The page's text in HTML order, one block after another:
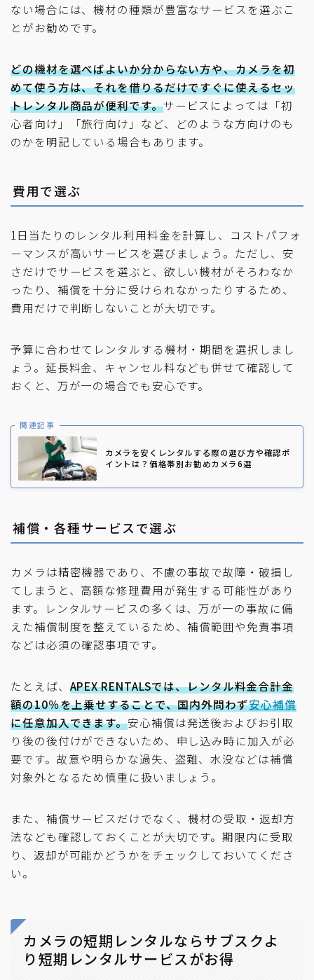
ない場合には、機材の種類が豊富なサービスを選ぶこ
とがお勧めです。
どの機材を選べばよいか分からない方や、カメラを初
めて使う方は、それを借りるだけですぐに使えるセッ
トレンタル商品が便利です。サービスによっては「初
心者向け」「旅行向け」など、どのような方向けのも
のかを明記している場合もあります。
費用で選ぶ
1日当たりのレンタル利用料金を計算し、コストパフォ
ーマンスが高いサービスを選びましょう。ただし、安
さだけでサービスを選ぶと、欲しい機材がそろわなか
ったり、補償を十分に受けられなかったりするため、
費用だけで判断しないことが大切です。
予算に合わせてレンタルする機材・期間を選択しまし
ょう。延長料金、キャンセル料なども併せて確認して
おくと、万が一の場合でも安心です。
関連記事
カメラを安くレンタルする際の選び方や確認ポ
イントは？価格帯別お勧めカメラ6選
補償・各種サービスで選ぶ
カメラは精密機器であり、不慮の事故で故障・破損し
てしまうと、高額な修理費用が発生する可能性があり
ます。レンタルサービスの多くは、万が一の事故に備
えた補償制度を整えているため、補償範囲や免責事項
などは必須の確認事項です。
たとえば、 APEX RENTALSでは、レンタル料金合計金
額の10％を上乗せすることで、国内外問わず安心補償
に任意加入できます。安心補償は発送後およびお引取
り後の後付けができないため、申し込み時に加入が必
要です。故意や明らかな過失、盗難、水没などは補償
対象外となるため慎重に扱いましょう。
また、補償サービスだけでなく、機材の受取・返却方
法なども確認しておくことが大切です。期限内に受取
り、返却が可能かどうかをチェックしておいてくださ
い。
カメラの短期レンタルならサブスクよ
り短期レンタルサービスがお得